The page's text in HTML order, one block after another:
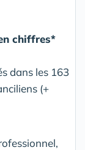
chiffres*
dans les 163
(+